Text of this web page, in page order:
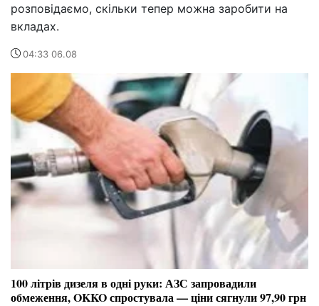
розповідаємо, скільки тепер можна заробити на
вкладах.
04:33 06.08
100 літрів дизеля в одні руки: АЗС запровадили
обмеження, OKKO спростувала — ціни сягнули 97,90 грн